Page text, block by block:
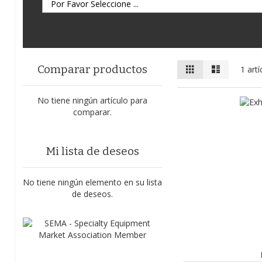
Ver
como
Parrilla 1
Comparar productos
No tiene ningún artículo para
comparar.
Mi lista de deseos
No tiene ningún elemento en su lista
de deseos.